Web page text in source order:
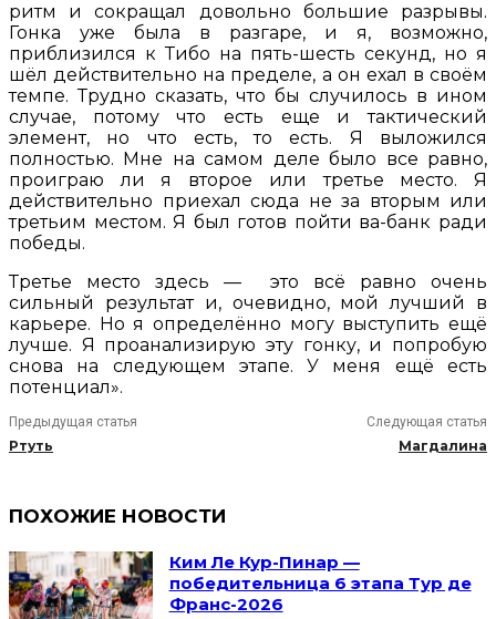
ритм и сокращал довольно большие разрывы.
Гонка уже была в разгаре, и я, возможно,
приблизился к Тибо на пять-шесть секунд, но я
шёл действительно на пределе, а он ехал в своём
темпе. Трудно сказать, что бы случилось в ином
случае, потому что есть еще и тактический
элемент, но что есть, то есть. Я выложился
полностью. Мне на самом деле было все равно,
проиграю ли я второе или третье место. Я
действительно приехал сюда не за вторым или
третьим местом. Я был готов пойти ва-банк ради
победы.
Третье место здесь — это всё равно очень
сильный результат и, очевидно, мой лучший в
карьере. Но я определённо могу выступить ещё
лучше. Я проанализирую эту гонку, и попробую
снова на следующем этапе. У меня ещё есть
потенциал».
Предыдущая статья
Ртуть
Следующая статья
Магдалина
ПОХОЖИЕ НОВОСТИ
Ким Ле Кур-Пинар —
победительница 6 этапа Тур де
Франс-2026